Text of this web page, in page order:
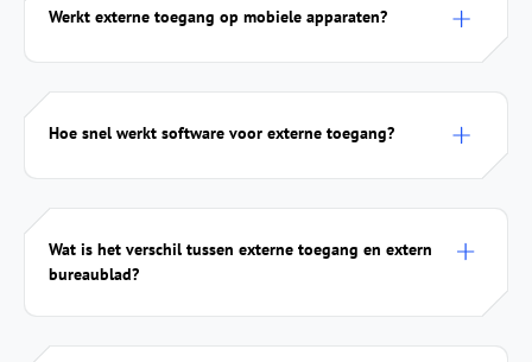
Werkt externe toegang op mobiele apparaten?
Hoe snel werkt software voor externe toegang?
Wat is het verschil tussen externe toegang en extern
bureaublad?